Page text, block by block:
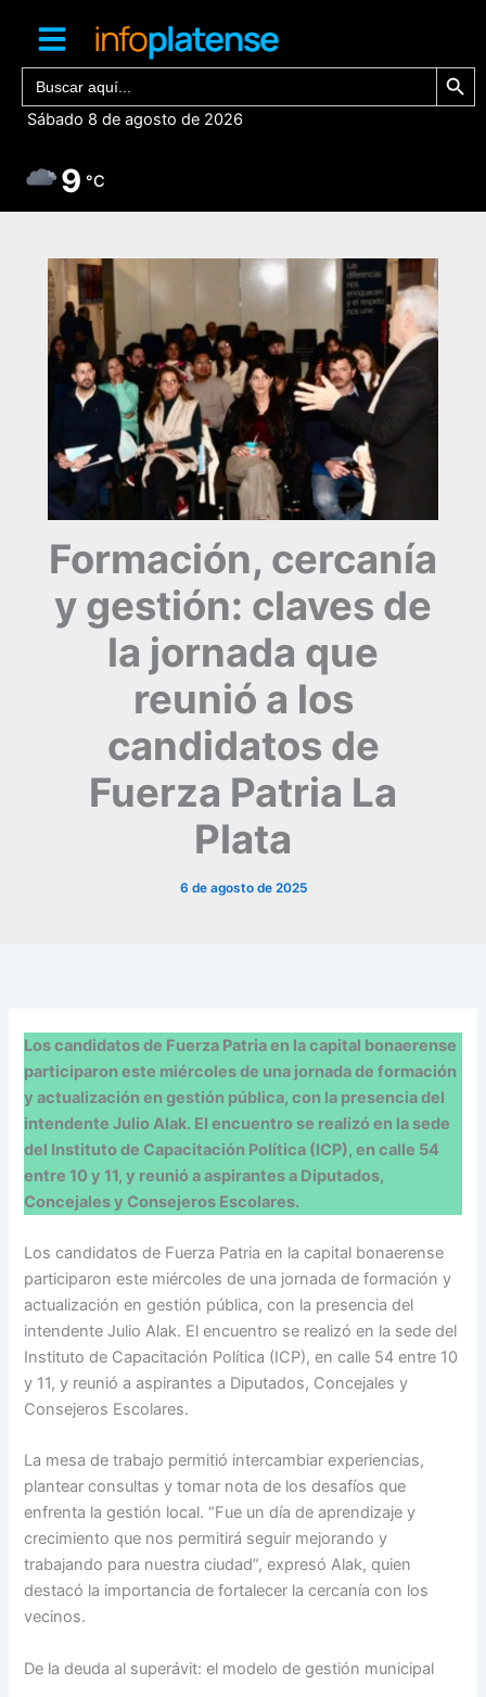
contenido
Buscar: Botón de
Sábado 8 de agosto de 2026
9 °C
Formación, cercanía
y gestión: claves de
la jornada que
reunió a los
candidatos de
Fuerza Patria La
Plata
6 de agosto de 2025
Los candidatos de Fuerza Patria en la capital bonaerense
participaron este miércoles de una jornada de formación
y actualización en gestión pública, con la presencia del
intendente Julio Alak. El encuentro se realizó en la sede
del Instituto de Capacitación Política (ICP), en calle 54
entre 10 y 11, y reunió a aspirantes a Diputados,
Concejales y Consejeros Escolares.
Los candidatos de Fuerza Patria en la capital bonaerense
participaron este miércoles de una jornada de formación y
actualización en gestión pública, con la presencia del
intendente Julio Alak. El encuentro se realizó en la sede del
Instituto de Capacitación Política (ICP), en calle 54 entre 10
y 11, y reunió a aspirantes a Diputados, Concejales y
Consejeros Escolares.
La mesa de trabajo permitió intercambiar experiencias,
plantear consultas y tomar nota de los desafíos que
enfrenta la gestión local. “Fue un día de aprendizaje y
crecimiento que nos permitirá seguir mejorando y
trabajando para nuestra ciudad”, expresó Alak, quien
destacó la importancia de fortalecer la cercanía con los
vecinos.
De la deuda al superávit: el modelo de gestión municipal